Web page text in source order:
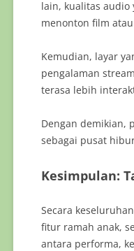
lain, kualitas audio
menonton film
Kemudian, layar
pengalaman
terasa lebih
Dengan demikian,
sebagai pusat
Kesimpulan:
Secara
fitur ramah anak,
antara performa,